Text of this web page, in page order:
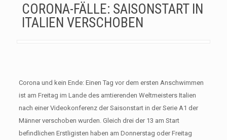
CORONA-FÄLLE: SAISONSTART IN
ITALIEN VERSCHOBEN
Corona und kein Ende: Einen Tag vor dem ersten Anschwimmen
ist am Freitag im Lande des amtierenden Weltmeisters Italien
nach einer Videokonferenz der Saisonstart in der Serie A1 der
Männer verschoben wurden. Gleich drei der 13 am Start
befindlichen Erstligisten haben am Donnerstag oder Freitag